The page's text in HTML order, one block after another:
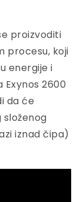
proizvoditi
procesu, koji
energije i
Exynos 2600
da će
iznad čipa)